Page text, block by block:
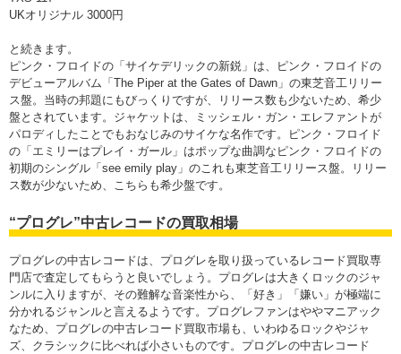
UKオリジナル 3000円
と続きます。
ピンク・フロイドの「サイケデリックの新鋭」は、ピンク・フロイドの
デビューアルバム「The Piper at the Gates of Dawn」の東芝音工リリー
ス盤。当時の邦題にもびっくりですが、リリース数も少ないため、希少
盤とされています。ジャケットは、ミッシェル・ガン・エレファントが
パロディしたことでもおなじみのサイケな名作です。ピンク・フロイド
の「エミリーはプレイ・ガール」はポップな曲調なピンク・フロイドの
初期のシングル「see emily play」のこれも東芝音工リリース盤。リリー
ス数が少ないため、こちらも希少盤です。
“プログレ”中古レコードの買取相場
プログレの中古レコードは、プログレを取り扱っているレコード買取専
門店で査定してもらうと良いでしょう。プログレは大きくロックのジャ
ンルに入りますが、その難解な音楽性から、「好き」「嫌い」が極端に
分かれるジャンルと言えるようです。プログレファンはややマニアック
なため、プログレの中古レコード買取市場も、いわゆるロックやジャ
ズ、クラシックに比べれば小さいものです。プログレの中古レコード